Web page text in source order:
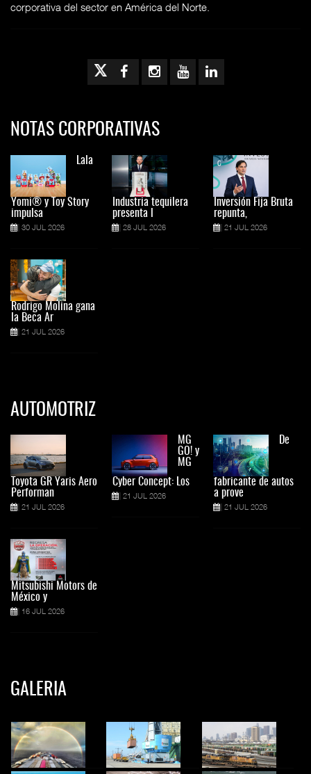
corporativa del sector en América del Norte.
NOTAS CORPORATIVAS
Lala
Yomi® y Toy Story
impulsa
30 JUL 2026
Rodrigo Molina gana
la Beca Ar
21 JUL 2026
Industria tequilera
presenta l
28 JUL 2026
Inversión Fija Bruta
repunta,
21 JUL 2026
AUTOMOTRIZ
Toyota GR Yaris Aero
Performan
21 JUL 2026
Mitsubishi Motors de
México y
16 JUL 2026
MG
GO! y
MG
Cyber Concept: Los
21 JUL 2026
De
fabricante de autos
a prove
21 JUL 2026
GALERIA